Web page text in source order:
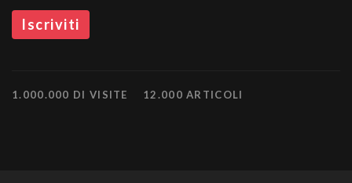
1.000.000 DI VISITE 12.000 ARTICOLI